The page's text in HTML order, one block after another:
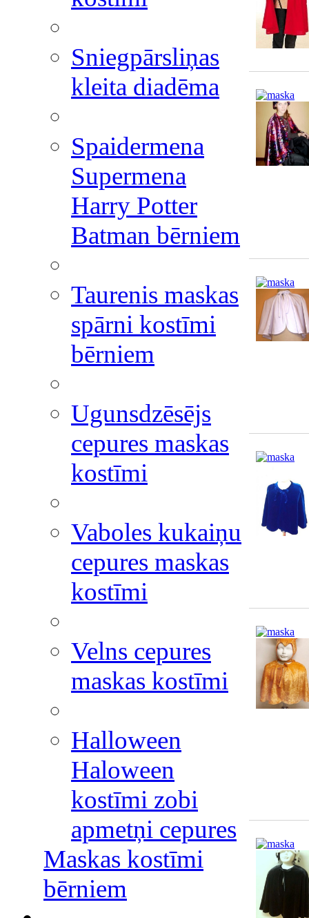
Sniegpārsliņas
kleita diadēma
Spaidermena
Supermena
Harry Potter
Batman bērniem
Taurenis maskas
spārni kostīmi
bērniem
Ugunsdzēsējs
cepures maskas
kostīmi
Vaboles kukaiņu
cepures maskas
kostīmi
Velns cepures
maskas kostīmi
Halloween
Haloween
kostīmi zobi
apmetņi cepures
Maskas kostīmi
bērniem